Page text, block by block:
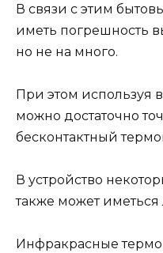
В связи с этим
иметь погрешность
но не на много.
При этом используя
можно достаточно
бесконтактный
В устройство
также может
Инфракрасные